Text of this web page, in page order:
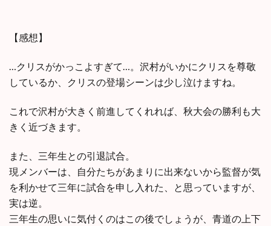
【感想】
…クリスがかっこよすぎて…。沢村がいかにクリスを尊敬
しているか、クリスの登場シーンは少し泣けますね。
これで沢村が大きく前進してくれれば、秋大会の勝利も大
きく近づきます。
また、三年生との引退試合。
現メンバーは、自分たちがあまりに出来ないから監督が気
を利かせて三年に試合を申し入れた、と思っていますが、
実は逆。
三年生の思いに気付くのはこの後でしょうが、青道の上下